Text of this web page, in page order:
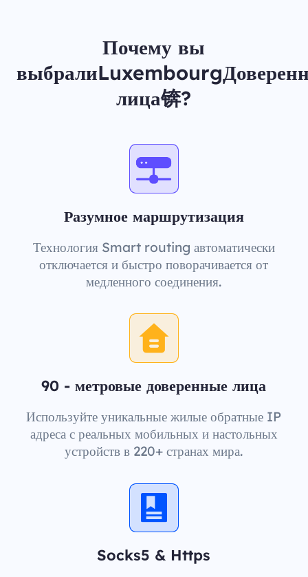
Почему вы
лица锛?
Разумное маршрутизация
Технология Smart routing автоматически
отключается и быстро поворачивается от
медленного соединения.
90 - метровые доверенные лица
Используйте уникальные жилые обратные IP
адреса с реальных мобильных и настольных
устройств в 220+ странах мира.
Socks5 & Https